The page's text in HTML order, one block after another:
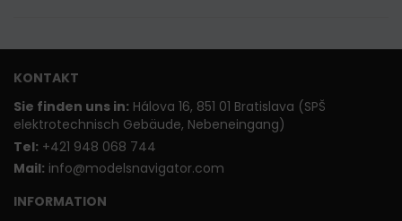
KONTAKT
Sie finden uns in: Hálova 16, 851 01 Bratislava (SPŠ
elektrotechnisch Gebäude, Nebeneingang)
Tel: +421 948 068 744
Mail: info@modelsnavigator.com
INFORMATION